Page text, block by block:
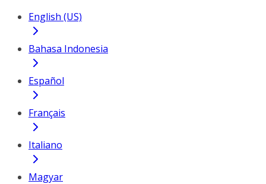
English (US)
Bahasa Indonesia
Español
Français
Italiano
Magyar